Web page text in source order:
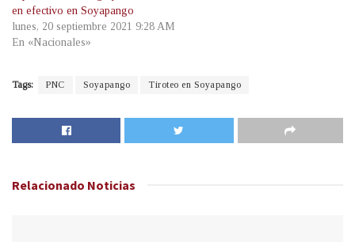
en efectivo en Soyapango
lunes, 20 septiembre 2021 9:28 AM
En «Nacionales»
Tags: PNC Soyapango Tiroteo en Soyapango
Relacionado Noticias